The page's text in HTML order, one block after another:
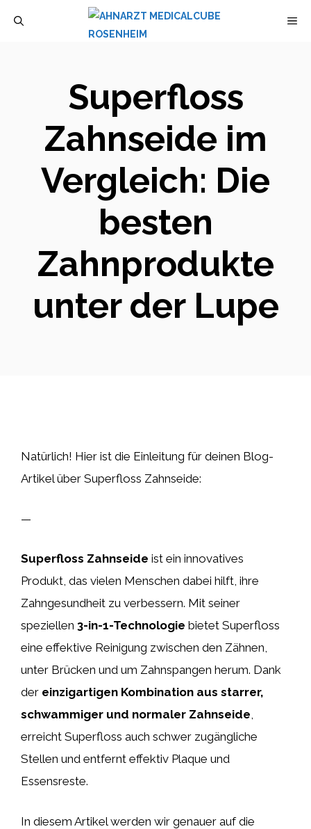
Superfloss
Zahnseide im
Vergleich: Die
besten
Zahnprodukte
unter der Lupe
Natürlich! Hier ist die Einleitung für deinen Blog-
Artikel über Superfloss Zahnseide:
—
Superfloss Zahnseide ist ein innovatives
Produkt, das vielen Menschen dabei hilft, ihre
Zahngesundheit zu verbessern. Mit seiner
speziellen 3-in-1-Technologie bietet Superfloss
eine effektive Reinigung zwischen den Zähnen,
unter Brücken und um Zahnspangen herum. Dank
der einzigartigen Kombination aus starrer,
schwammiger und normaler Zahnseide,
erreicht Superfloss auch schwer zugängliche
Stellen und entfernt effektiv Plaque und
Essensreste.
In diesem Artikel werden wir genauer auf die